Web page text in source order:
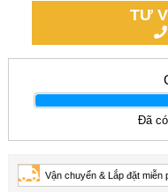
TƯ
|
Đã
Vận chuyển & Lắp đặt miễn